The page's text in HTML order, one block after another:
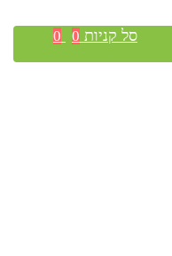
סל קניות 0
0